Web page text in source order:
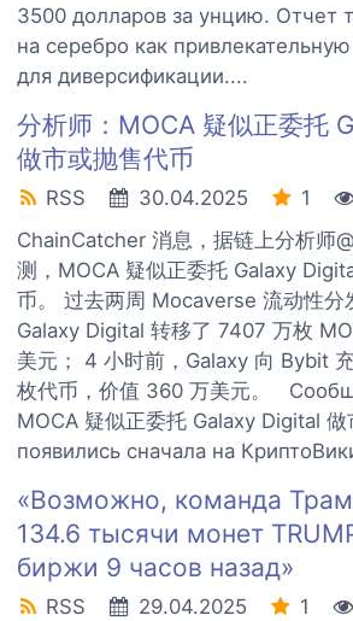
3500 долларов за унцию. Отчет
на серебро как
для диверсификации....
分析师：MOCA 疑似正委托
做市或抛售代币
RSS 30.04.2025 1
ChainCatcher 消息，据链上分析师
测，MOCA 疑似正委托 Galaxy
币。 过去两周 Mocaverse 流动性分
Galaxy Digital 转移了 7407 万枚
美元； 4 小时前，Galaxy 向 Bybit
枚代币，价值 360 万美元。
MOCA 疑似正委托 Galaxy Digital 做
появились сначала на
«Возможно, команда
134.6 тысячи монет
биржи 9 часов назад»
RSS 29.04.2025 1